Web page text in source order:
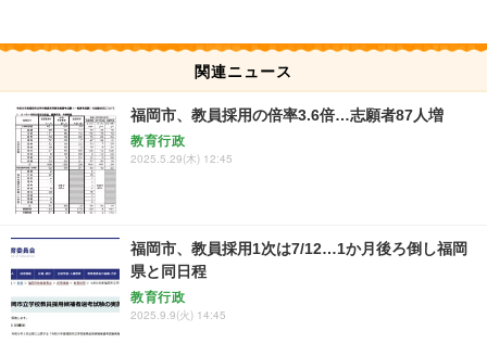
関連ニュース
福岡市、教員採用の倍率3.6倍…志願者87人増
教育行政
2025.5.29(木) 12:45
福岡市、教員採用1次は7/12…1か月後ろ倒し福岡
県と同日程
教育行政
2025.9.9(火) 14:45